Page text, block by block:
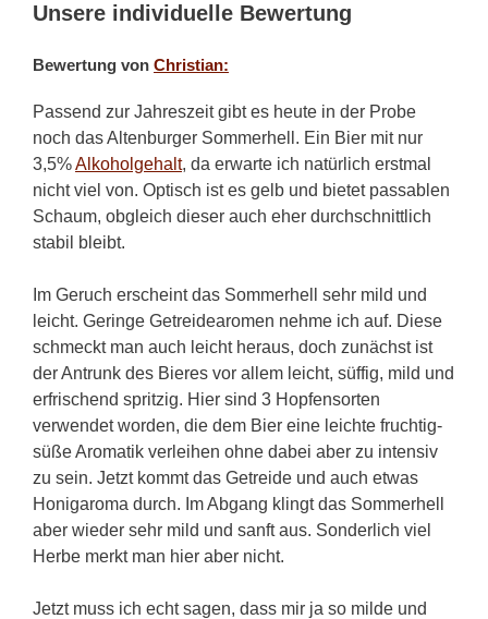
Unsere individuelle Bewertung
Bewertung von Christian:
Passend zur Jahreszeit gibt es heute in der Probe
noch das Altenburger Sommerhell. Ein Bier mit nur
3,5%Alkoholgehalt, da erwarte ich natürlich erstmal
nicht viel von. Optisch ist es gelb und bietet passablen
Schaum, obgleich dieser auch eher durchschnittlich
stabil bleibt.
Im Geruch erscheint das Sommerhell sehr mild und
leicht. Geringe Getreidearomen nehme ich auf. Diese
schmeckt man auch leicht heraus, doch zunächst ist
der Antrunk des Bieres vor allem leicht, süffig, mild und
erfrischend spritzig. Hier sind 3 Hopfensorten
verwendet worden, die dem Bier eine leichte fruchtig-
süße Aromatik verleihen ohne dabei aber zu intensiv
zu sein. Jetzt kommt das Getreide und auch etwas
Honigaroma durch. Im Abgang klingt das Sommerhell
aber wieder sehr mild und sanft aus. Sonderlich viel
Herbe merkt man hier aber nicht.
Jetzt muss ich echt sagen, dass mir ja so milde und